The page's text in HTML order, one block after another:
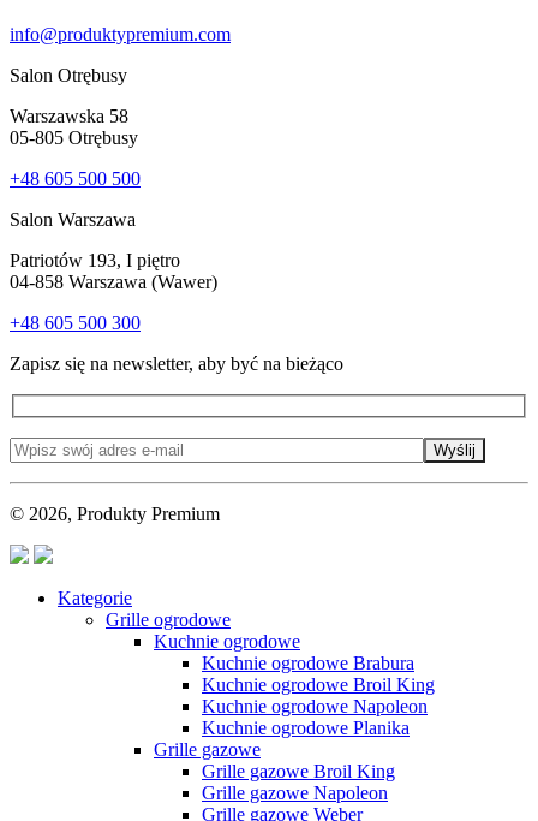
info@produktypremium.com
Salon Otrębusy
Warszawska 58
05-805 Otrębusy
+48 605 500 500
Salon Warszawa
Patriotów 193, I piętro
04-858 Warszawa (Wawer)
+48 605 500 300
Zapisz się na newsletter, aby być na bieżąco
Wyślij
© 2026, Produkty Premium
Kategorie
Grille ogrodowe
Kuchnie ogrodowe
Kuchnie ogrodowe Brabura
Kuchnie ogrodowe Broil King
Kuchnie ogrodowe Napoleon
Kuchnie ogrodowe Planika
Grille gazowe
Grille gazowe Broil King
Grille gazowe Napoleon
Grille gazowe Weber